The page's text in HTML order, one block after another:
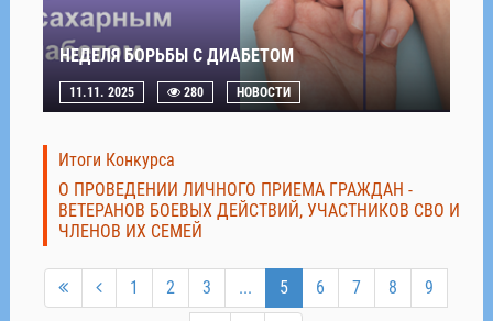
НЕДЕЛЯ БОРЬБЫ С ДИАБЕТОМ
11.11. 2025 280 НОВОСТИ
Итоги Конкурса
О ПРОВЕДЕНИИ ЛИЧНОГО ПРИЕМА ГРАЖДАН -
ВЕТЕРАНОВ БОЕВЫХ ДЕЙСТВИЙ, УЧАСТНИКОВ СВО И
ЧЛЕНОВ ИХ СЕМЕЙ
1 2 3 ... 5 6 7 8 9